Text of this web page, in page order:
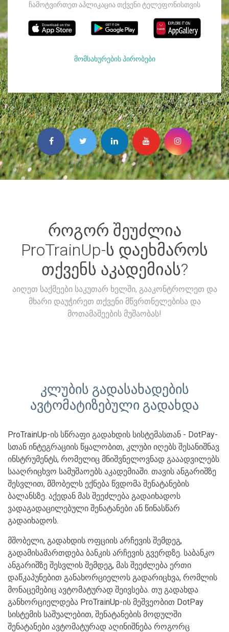
ჩამოტვირთეთ აპლიკაცია თქვენი ტელეფონისთვის
მომსახურების პირობები
როგორ შეუძლია
ProTrainUp-ს დაეხმაროს
თქვენს აკადემიას?
აიღეთ საქმეები საკუთარ ხელში, გააკონტროლეთ და
მხარი დაუჭირეთ თქვენი მწვრთნელებისა და
მოთამაშეების მუშაობას!
კლუბის გადასახადების
ავტომატიზებული გადახდა
ProTrainUp-ის სწრაფი გადახდის სისტემასთან - DotPay-
სთან ინტეგრაციის წყალობით, კლუბი იღებს შესანიშნავ
ინსტრუმენტს, რომელიც მნიშვნელოვნად გააადვილებს
სააღრიცხვო სამუშაოებს აკადემიაში. თავის ანგარიშზე
შესვლით, მშობელს ექნება წვდომა შენატანების
ბალანსზე. აქედან მას შეეძლება გადაიხადოს
ვადაგადაცილებული შენატანები ან წინასწარ
გადაიხადოს.
მშობელი, გადახდის ოფციის არჩევის შემდეგ,
გადამისამართდება ბანკის არჩევის გვერდზე. საბანკო
ანგარიშზე შესვლის შემდეგ, მას შეეძლება ერთი
დაწკაპუნებით განახორციელოს გადარიცხვა, რომლის
მონაცემებიც ავტომატურად შეივსება. თუ გადახდა
განხორციელდება ProTrainUp-ის მეშვეობით DotPay
სისტემის საშუალებით, შენატანების მოდულში
შენატანები ავტომატურად აღინიშნება როგორც